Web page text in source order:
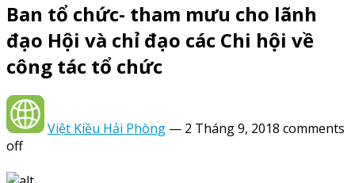
Ban tổ chức- tham mưu cho lãnh
đạo Hội và chỉ đạo các Chi hội về
công tác tổ chức
Việt Kiều Hải Phòng — 2 Tháng 9, 2018 comments
off